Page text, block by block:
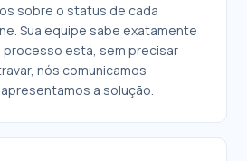
sobre o status de cada
Sua equipe sabe exatamente
processo está, sem precisar
nós comunicamos
a solução.